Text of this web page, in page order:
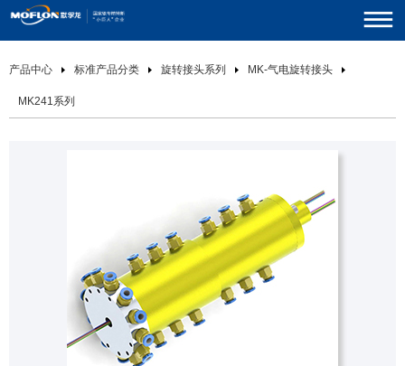
产品中心 标准产品分类 旋转接头系列 MK-气电旋转接头
MK241系列